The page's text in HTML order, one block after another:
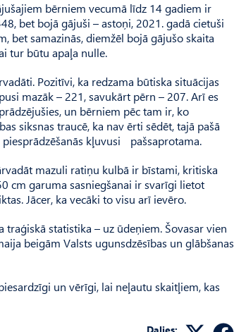
bērniem vecumā līdz 14 gadiem ir
bet bojā gājuši – astoņi, 2021. gadā cietuši
bet samazinās, diemžēl bojā gājušo skaita
tur būtu apaļa nulle.
Pozitīvi, ka redzama būtiska situācijas
mazāk – 221, savukārt pērn – 207. Arī es
un bērniem pēc tam ir, ko
siksnas traucē, ka nav ērti sēdēt, tajā pašā
kļuvusi pašsaprotama.
mazuli ratiņu kulbā ir bīstami, kritiska
cm garuma sasniegšanai ir svarīgi lietot
Jācer, ka vecāki to visu arī ievēro.
statistika – uz ūdeņiem. Šovasar vien
beigām Valsts ugunsdzēsības un glābšanas
un vērīgi, lai neļautu skaitļiem, kas